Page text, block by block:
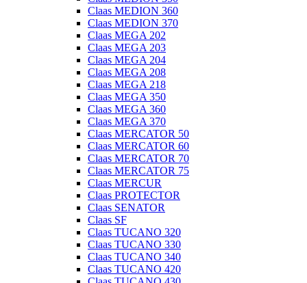
Claas MEDION 360
Claas MEDION 370
Claas MEGA 202
Claas MEGA 203
Claas MEGA 204
Claas MEGA 208
Claas MEGA 218
Claas MEGA 350
Claas MEGA 360
Claas MEGA 370
Claas MERCATOR 50
Claas MERCATOR 60
Claas MERCATOR 70
Claas MERCATOR 75
Claas MERCUR
Claas PROTECTOR
Claas SENATOR
Claas SF
Claas TUCANO 320
Claas TUCANO 330
Claas TUCANO 340
Claas TUCANO 420